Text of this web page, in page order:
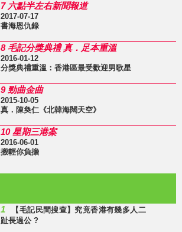
7 六點半左右新聞報道
2017-07-17
書海恩仇錄
8 毛記分獎典禮 真．足本重溫
2016-01-12
分獎典禮重溫：香港區最受歡迎男歌星
9 勁曲金曲
2015-10-05
真．陳奐仁《北韓海闊天空》
10 星期三港案
2016-06-01
搬輕你負擔
1
【毛記民間搜查】究竟香港有幾多人二
趾長過公 ?